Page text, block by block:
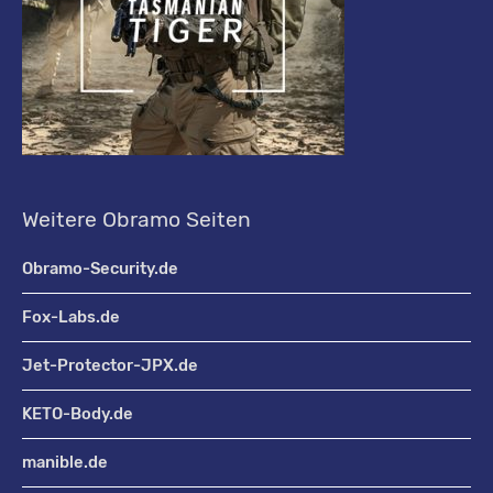
Weitere Obramo Seiten
Obramo-Security.de
Fox-Labs.de
Jet-Protector-JPX.de
KETO-Body.de
manible.de